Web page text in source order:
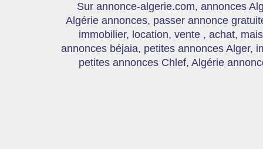
Sur annonce-algerie.com, annonces
Algérie annonces, passer annonce
immobilier, location, vente , achat,
annonces béjaia, petites annonces Alger,
petites annonces Chlef, Algérie